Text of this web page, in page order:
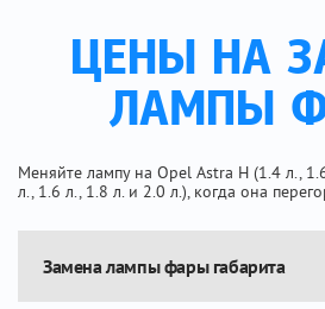
ЦЕНЫ НА
ЛАМПЫ
Меняйте лампу на Opel Astra H (1.4 л.,
л., 1.6 л., 1.8 л. и 2.0 л.), когда она
Замена лампы фары габарита